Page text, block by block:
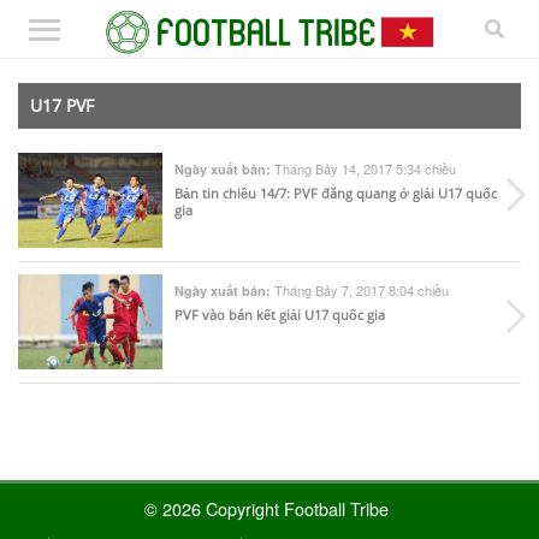
U17 PVF
Ngày xuất bản: Tháng Bảy 14, 2017 5:34 chiều
Bản tin chiều 14/7: PVF đăng quang ở giải U17 quốc
gia
Ngày xuất bản: Tháng Bảy 7, 2017 8:04 chiều
PVF vào bán kết giải U17 quốc gia
© 2026 Copyright Football Tribe